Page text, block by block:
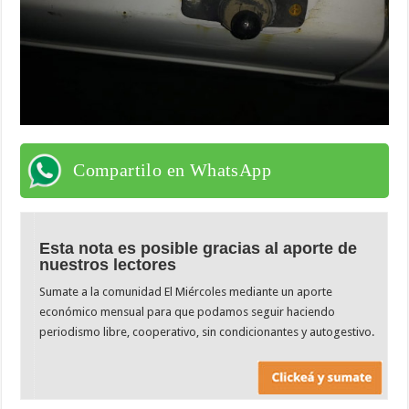
Compartilo en WhatsApp
Esta nota es posible gracias al aporte de
nuestros lectores
Sumate a la comunidad El Miércoles mediante un aporte
económico mensual para que podamos seguir haciendo
periodismo libre, cooperativo, sin condicionantes y autogestivo.